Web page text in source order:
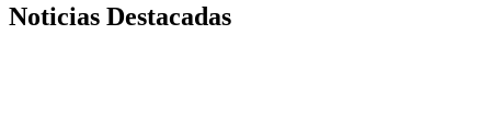
Noticias Destacadas